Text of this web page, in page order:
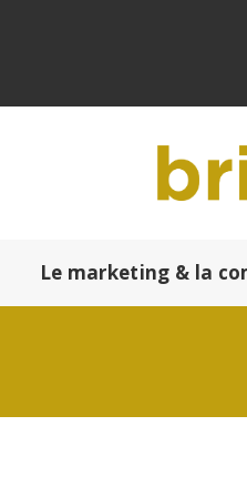
Le marketing & la